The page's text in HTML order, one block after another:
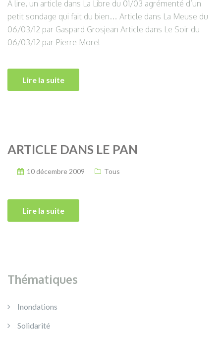
A lire, un article dans La Libre du 01/03 agrémenté d’un
petit sondage qui fait du bien… Article dans La Meuse du
06/03/12 par Gaspard Grosjean Article dans Le Soir du
06/03/12 par Pierre Morel
Lire la suite
ARTICLE DANS LE PAN
10 décembre 2009 Tous
Lire la suite
Thématiques
Inondations
Solidarité